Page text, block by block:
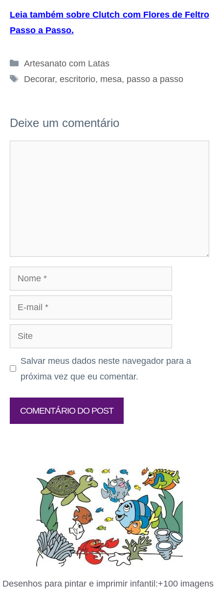
Leia também sobre Clutch com Flores de Feltro
Passo a Passo.
Categorias
Artesanato com Latas
Tags
Decorar, escritorio, mesa, passo a passo
Deixe um comentário
Nome
mail
Site
Salvar meus dados neste navegador para a
próxima vez que eu comentar.
Desenhos para pintar e imprimir infantil:+100 imagens